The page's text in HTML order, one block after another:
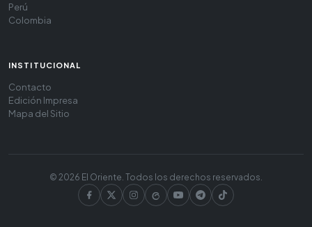
Perú
Colombia
INSTITUCIONAL
Contacto
Edición Impresa
Mapa del Sitio
© 2026 El Oriente. Todos los derechos reservados.